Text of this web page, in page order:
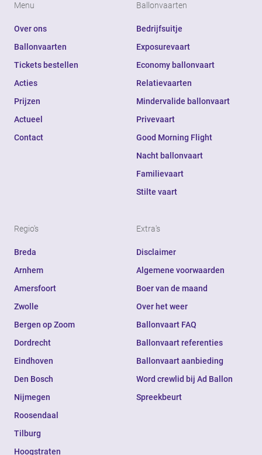
Menu
Over ons
Ballonvaarten
Tickets bestellen
Acties
Prijzen
Actueel
Contact
Ballonvaarten
Bedrijfsuitje
Exposurevaart
Economy ballonvaart
Relatievaarten
Mindervalide ballonvaart
Privevaart
Good Morning Flight
Nacht ballonvaart
Familievaart
Stilte vaart
Regio's
Breda
Arnhem
Amersfoort
Zwolle
Bergen op Zoom
Dordrecht
Eindhoven
Den Bosch
Nijmegen
Roosendaal
Tilburg
Hoogstraten
Extra's
Disclaimer
Algemene voorwaarden
Boer van de maand
Over het weer
Ballonvaart FAQ
Ballonvaart referenties
Ballonvaart aanbieding
Word crewlid bij Ad Ballon
Spreekbeurt